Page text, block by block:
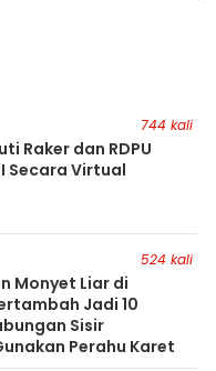
744 kali
Raker dan RDPU
Secara Virtual
524 kali
Monyet Liar di
Jadi 10
Sisir
Perahu Karet